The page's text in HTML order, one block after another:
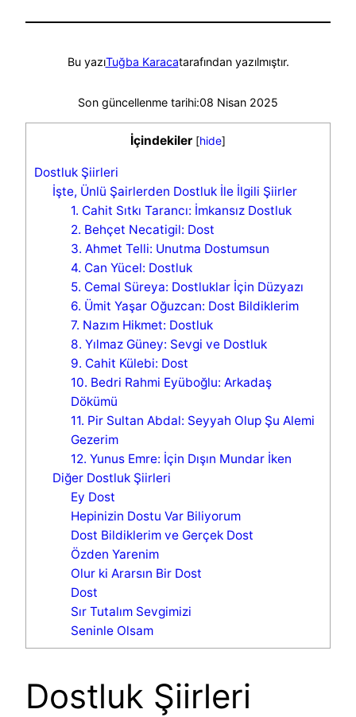
Bu yazıTuğba Karacatarafından yazılmıştır.
Son güncellenme tarihi:08 Nisan 2025
İçindekiler [hide]
Dostluk Şiirleri
İşte, Ünlü Şairlerden Dostluk İle İlgili Şiirler
1. Cahit Sıtkı Tarancı: İmkansız Dostluk
2. Behçet Necatigil: Dost
3. Ahmet Telli: Unutma Dostumsun
4. Can Yücel: Dostluk
5. Cemal Süreya: Dostluklar İçin Düzyazı
6. Ümit Yaşar Oğuzcan: Dost Bildiklerim
7. Nazım Hikmet: Dostluk
8. Yılmaz Güney: Sevgi ve Dostluk
9. Cahit Külebi: Dost
10. Bedri Rahmi Eyüboğlu: Arkadaş
Dökümü
11. Pir Sultan Abdal: Seyyah Olup Şu Alemi
Gezerim
12. Yunus Emre: İçin Dışın Mundar İken
Diğer Dostluk Şiirleri
Ey Dost
Hepinizin Dostu Var Biliyorum
Dost Bildiklerim ve Gerçek Dost
Özden Yarenim
Olur ki Ararsın Bir Dost
Dost
Sır Tutalım Sevgimizi
Seninle Olsam
Dostluk Şiirleri